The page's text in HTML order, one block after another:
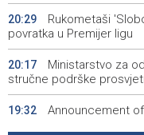
20:29
Rukometaši
povratka u Premijer ligu
20:17
Ministarstvo za
stručne podrške
19:32 Announcement